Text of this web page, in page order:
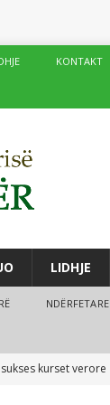
KONTAKT
LIDHJE
NDËRFETARE
kurset verore